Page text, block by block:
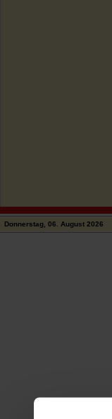
Donnerstag, 06. August 2026